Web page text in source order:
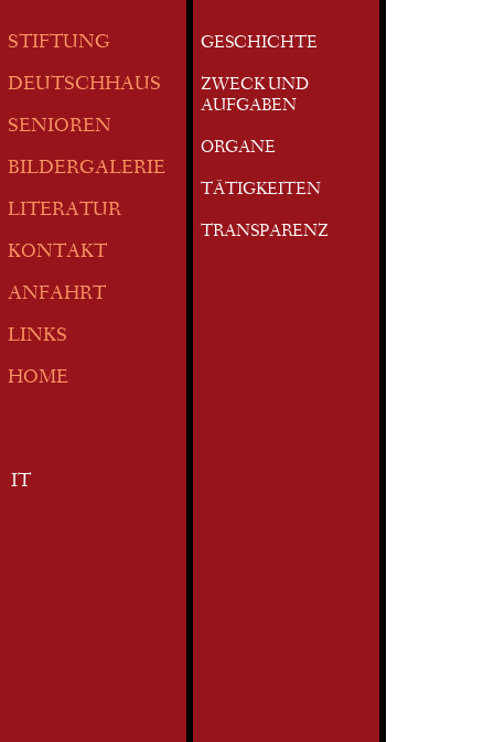
STIFTUNG
DEUTSCHHAUS
SENIOREN
BILDERGALERIE
LITERATUR
KONTAKT
ANFAHRT
LINKS
HOME
IT
GESCHICHTE
ZWECK UND
AUFGABEN
ORGANE
TÄTIGKEITEN
TRANSPARENZ